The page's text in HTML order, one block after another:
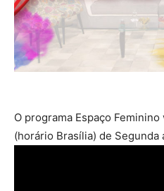
O programa Espaço
(horário Brasília) de Segunda